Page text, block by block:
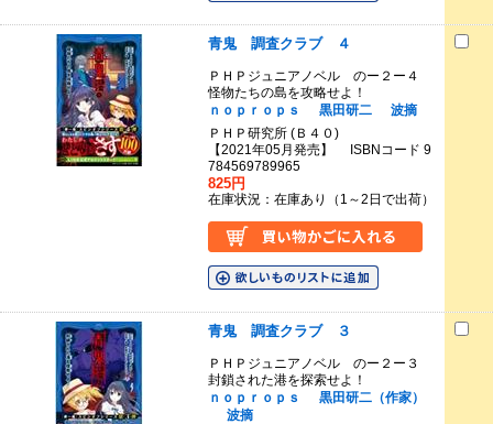
青鬼 調査クラブ ４
ＰＨＰジュニアノベル のー２ー４
怪物たちの島を攻略せよ！
ｎｏｐｒｏｐｓ
黒田研二
波摘
ＰＨＰ研究所 (Ｂ４０)
【2021年05月発売】 ISBNコード 9
784569789965
825円
在庫状況：在庫あり（1～2日で出荷）
青鬼 調査クラブ ３
ＰＨＰジュニアノベル のー２ー３
封鎖された港を探索せよ！
ｎｏｐｒｏｐｓ
黒田研二（作家）
波摘